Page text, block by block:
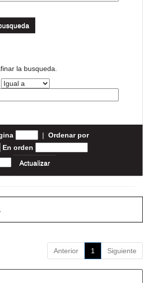
la busqueda.
| Ordenar por
En orden
Anterior 1 Siguiente